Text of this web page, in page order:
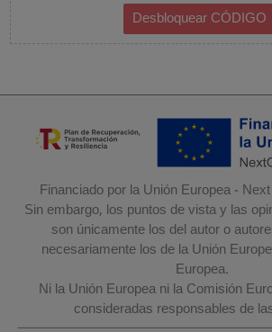
Financiado por la Unión Europea -
Sin embargo, los puntos de vista y las
son únicamente los del autor o
necesariamente los de la Unión
Europea.
Ni la Unión Europea ni la Comisión
consideradas responsables de